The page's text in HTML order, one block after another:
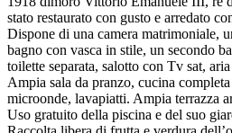
stato restaurato con gusto e arredato
Dispone di una camera matrimoniale,
bagno con vasca in stile, un secondo
toilette separata, salotto con Tv sat,
Ampia sala da pranzo, cucina
microonde, lavapiatti. Ampia terrazza
Uso gratuito della piscina e del suo